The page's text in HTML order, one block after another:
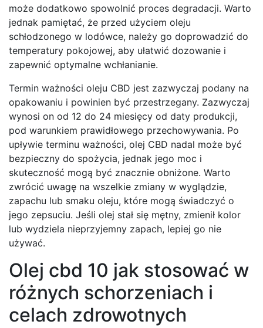
może dodatkowo spowolnić proces degradacji. Warto
jednak pamiętać, że przed użyciem oleju
schłodzonego w lodówce, należy go doprowadzić do
temperatury pokojowej, aby ułatwić dozowanie i
zapewnić optymalne wchłanianie.
Termin ważności oleju CBD jest zazwyczaj podany na
opakowaniu i powinien być przestrzegany. Zazwyczaj
wynosi on od 12 do 24 miesięcy od daty produkcji,
pod warunkiem prawidłowego przechowywania. Po
upływie terminu ważności, olej CBD nadal może być
bezpieczny do spożycia, jednak jego moc i
skuteczność mogą być znacznie obniżone. Warto
zwrócić uwagę na wszelkie zmiany w wyglądzie,
zapachu lub smaku oleju, które mogą świadczyć o
jego zepsuciu. Jeśli olej stał się mętny, zmienił kolor
lub wydziela nieprzyjemny zapach, lepiej go nie
używać.
Olej cbd 10 jak stosować w
różnych schorzeniach i
celach zdrowotnych